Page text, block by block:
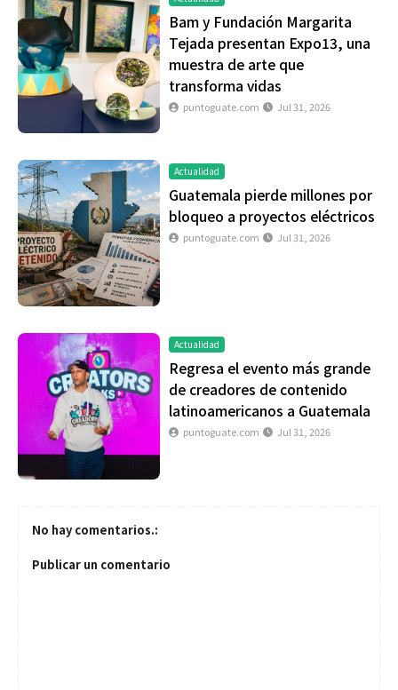
Bam y Fundación Margarita
Tejada presentan Expo13, una
muestra de arte que
transforma vidas
puntoguate.com Jul 31, 2026
Actualidad
Guatemala pierde millones por
bloqueo a proyectos eléctricos
puntoguate.com Jul 31, 2026
Actualidad
Regresa el evento más grande
de creadores de contenido
latinoamericanos a Guatemala
puntoguate.com Jul 31, 2026
No hay comentarios.:
Publicar un comentario